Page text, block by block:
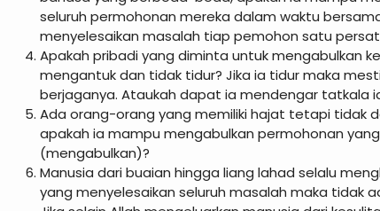
seluruh permohonan mereka dalam waktu
menyelesaikan masalah tiap pemohon satu
Apakah pribadi yang diminta untuk mengabulkan
mengantuk dan tidak tidur? Jika ia tidur maka
berjaganya. Ataukah dapat ia mendengar tatkala
Ada orang-orang yang memiliki hajat tetapi tidak
apakah ia mampu mengabulkan permohonan
(mengabulkan)?
Manusia dari buaian hingga liang lahad selalu
yang menyelesaikan seluruh masalah maka tidak